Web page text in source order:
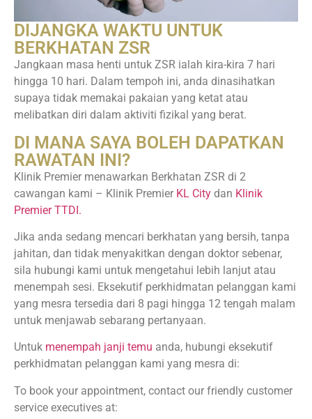
DIJANGKA WAKTU UNTUK
BERKHATAN ZSR
Jangkaan masa henti untuk ZSR ialah kira-kira 7 hari
hingga 10 hari. Dalam tempoh ini, anda dinasihatkan
supaya tidak memakai pakaian yang ketat atau
melibatkan diri dalam aktiviti fizikal yang berat.
DI MANA SAYA BOLEH DAPATKAN
RAWATAN INI?
Klinik Premier menawarkan Berkhatan ZSR di 2
cawangan kami – Klinik Premier KL City dan Klinik
Premier TTDI.
Jika anda sedang mencari berkhatan yang bersih, tanpa
jahitan, dan tidak menyakitkan dengan doktor sebenar,
sila hubungi kami untuk mengetahui lebih lanjut atau
menempah sesi. Eksekutif perkhidmatan pelanggan kami
yang mesra tersedia dari 8 pagi hingga 12 tengah malam
untuk menjawab sebarang pertanyaan.
Untuk menempah janji temu anda, hubungi eksekutif
perkhidmatan pelanggan kami yang mesra di:
To book your appointment, contact our friendly customer
service executives at: